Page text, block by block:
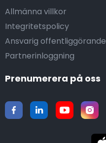
Allmänna villkor
Integritetspolicy
Ansvarig offentliggörande
Partnerinloggning
Prenumerera på oss